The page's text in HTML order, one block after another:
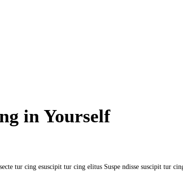
in Yourself
tur cing esuscipit tur cing elitus Suspe ndisse suscipit tur